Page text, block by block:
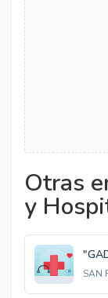
Otras
y
SAN